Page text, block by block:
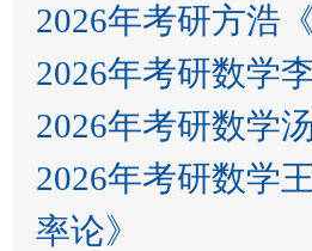
2026年考研方浩
2026年考研数学
2026年考研数学
2026年考研数学
率论》